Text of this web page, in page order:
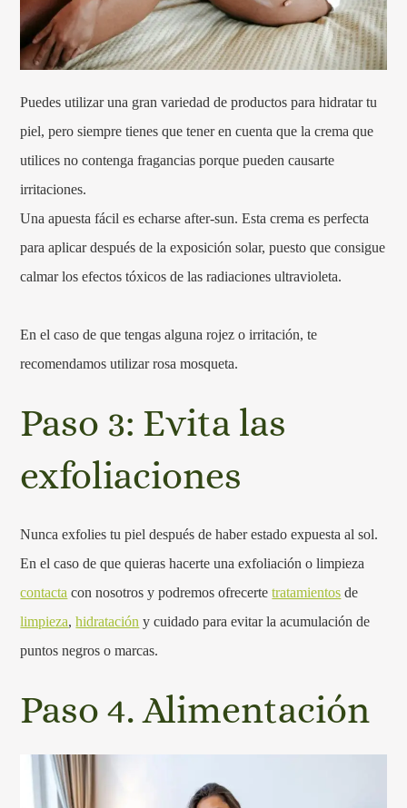
Puedes utilizar una gran variedad de productos para hidratar tu
piel, pero siempre tienes que tener en cuenta que la crema que
utilices no contenga fragancias porque pueden causarte
irritaciones.
Una apuesta fácil es echarse after-sun. Esta crema es perfecta
para aplicar después de la exposición solar, puesto que consigue
calmar los efectos tóxicos de las radiaciones ultravioleta.
En el caso de que tengas alguna rojez o irritación, te
recomendamos utilizar rosa mosqueta.
Paso 3: Evita las
exfoliaciones
Nunca exfolies tu piel después de haber estado expuesta al sol.
En el caso de que quieras hacerte una exfoliación o limpieza
contacta con nosotros y podremos ofrecertetratamientos de
limpieza,hidratación y cuidado para evitar la acumulación de
puntos negros o marcas.
Paso 4. Alimentación